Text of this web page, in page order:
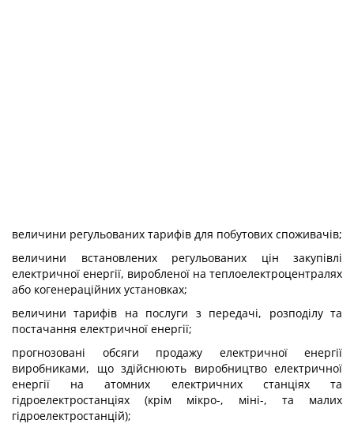
величини регульованих тарифів для побутових споживачів;
величини встановлених регульованих цін закупівлі
електричної енергії, виробленої на теплоелектроцентралях
або когенераційних установках;
величини тарифів на послуги з передачі, розподілу та
постачання електричної енергії;
прогнозовані обсяги продажу електричної енергії
виробниками, що здійснюють виробництво електричної
енергії на атомних електричних станціях та
гідроелектростанціях (крім мікро-, міні-, та малих
гідроелектростанцій);